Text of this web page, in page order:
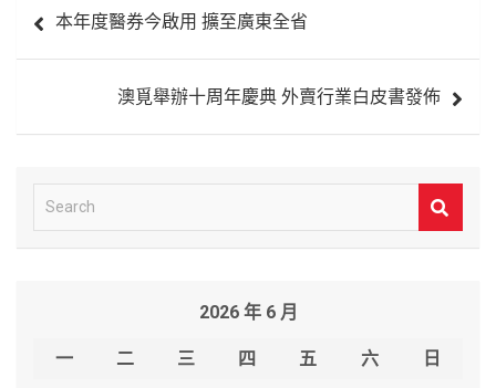
章 本年度醫券今啟用 擴至廣東全省
澳覓舉辦十周年慶典 外賣行業白皮書發佈
e
2026 年 6 月
一 二 三 四 五 六
日